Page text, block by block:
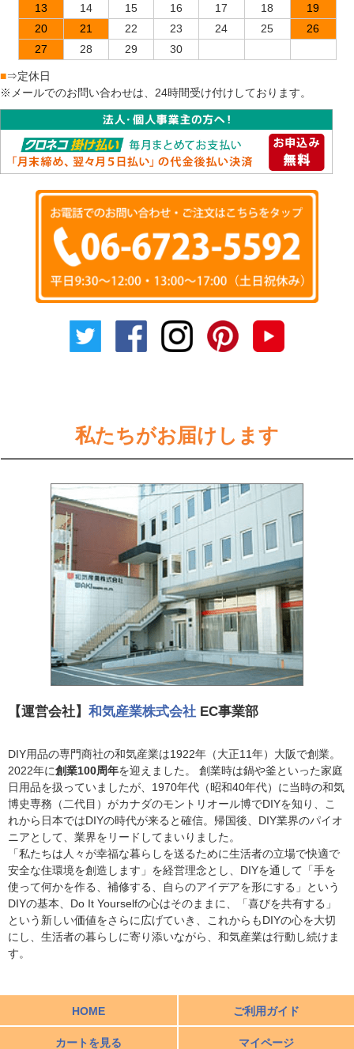
13
14 15 16 17 18
19
20
21 22 23 24 25
26
27
28 29 30
■⇒定休日
※メールでのお問い合わせは、24時間受け付けしております。
私たちがお届けします
【運営会社】 和気産業株式会社 EC事業部
DIY用品の専門商社の和気産業は1922年（大正11年）大阪で創業。
2022年に創業100周年を迎えました。 創業時は鍋や釜といった家庭
日用品を扱っていましたが、1970年代（昭和40年代）に当時の和気
博史専務（二代目）がカナダのモントリオール博でDIYを知り、こ
れから日本ではDIYの時代が来ると確信。帰国後、DIY業界のパイオ
ニアとして、業界をリードしてまいりました。
「私たちは人々が幸福な暮らしを送るために生活者の立場で快適で
安全な住環境を創造します」を経営理念とし、DIYを通して「手を
使って何かを作る、補修する、自らのアイデアを形にする」という
DIYの基本、Do It Yourselfの心はそのままに、「喜びを共有する」
という新しい価値をさらに広げていき、これからもDIYの心を大切
にし、生活者の暮らしに寄り添いながら、和気産業は行動し続けま
す。
HOME ご利用ガイド
カートを見る マイページ